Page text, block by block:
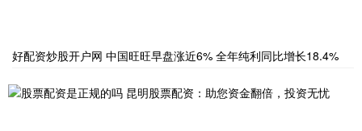
好配资炒股开户网 中国旺旺早盘涨近6% 全年纯利同比增长18.4%